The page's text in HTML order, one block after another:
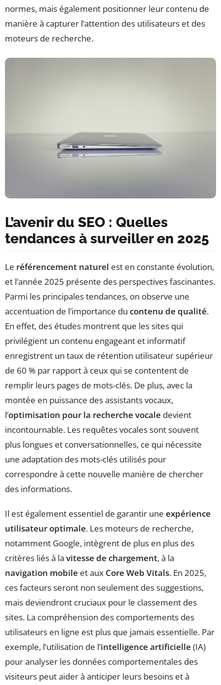
normes, mais également positionner leur contenu de
manière à capturer l’attention des utilisateurs et des
moteurs de recherche.
L’avenir du SEO : Quelles
tendances à surveiller en 2025
Le référencement naturel est en constante évolution,
et l’année 2025 présente des perspectives fascinantes.
Parmi les principales tendances, on observe une
accentuation de l’importance du contenu de qualité.
En effet, des études montrent que les sites qui
privilégient un contenu engageant et informatif
enregistrent un taux de rétention utilisateur supérieur
de 60 % par rapport à ceux qui se contentent de
remplir leurs pages de mots-clés. De plus, avec la
montée en puissance des assistants vocaux,
l’optimisation pour la recherche vocale devient
incontournable. Les requêtes vocales sont souvent
plus longues et conversationnelles, ce qui nécessite
une adaptation des mots-clés utilisés pour
correspondre à cette nouvelle manière de chercher
des informations.
Il est également essentiel de garantir une expérience
utilisateur optimale. Les moteurs de recherche,
notamment Google, intègrent de plus en plus des
critères liés à la vitesse de chargement, à la
navigation mobile et aux Core Web Vitals. En 2025,
ces facteurs seront non seulement des suggestions,
mais deviendront cruciaux pour le classement des
sites. La compréhension des comportements des
utilisateurs en ligne est plus que jamais essentielle. Par
exemple, l’utilisation de l’intelligence artificielle (IA)
pour analyser les données comportementales des
visiteurs peut aider à anticiper leurs besoins et à